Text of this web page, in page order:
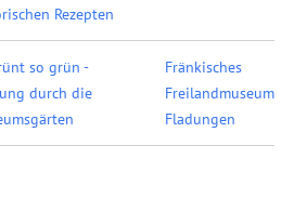
Rezepten
so grün -
durch die
Fränkisches
Freilandmuseum
Fladungen